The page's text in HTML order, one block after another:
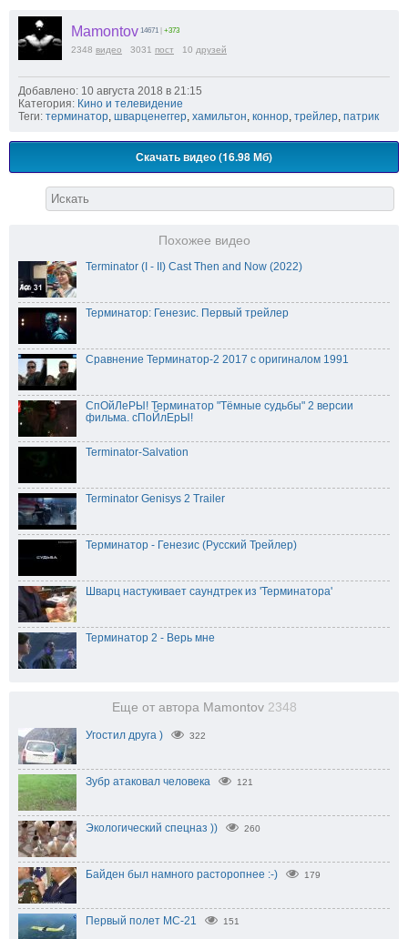
Mamontov 14671 +373
2348 видео 3031 пост 10 друзей
Добавлено: 10 августа 2018 в 21:15
Категория: Кино и телевидение
Теги: терминатор, шварценеггер, хамильтон, коннор, трейлер, патрик
Скачать видео (16.98 Мб)
Похожее видео
Terminator (I - II) Cast Then and Now (2022)
Терминатор: Генезис. Первый трейлер
Сравнение Терминатор-2 2017 с оригиналом 1991
СпОйЛеРЫ! Терминатор "Тёмные судьбы" 2 версии
фильма. сПоЙлЕрЫ!
Terminator-Salvation
Terminator Genisys 2 Trailer
Терминатор - Генезис (Русский Трейлер)
Шварц настукивает саундтрек из 'Терминатора'
Терминатор 2 - Верь мне
Еще от автора Mamontov 2348
Угостил друга ) 322
Зубр атаковал человека 121
Экологический спецназ )) 260
Байден был намного расторопнее :-) 179
Первый полет МС-21 151